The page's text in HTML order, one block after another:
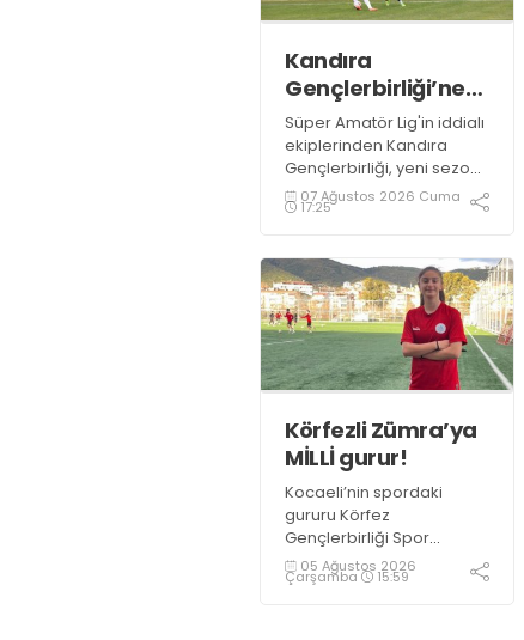
Kandıra
Gençlerbirliği’ne
müthiş kanat!
Süper Amatör Lig'in iddialı
ekiplerinden Kandıra
Gençlerbirliği, yeni sezon
öncesi kadrosunu
güçlendirmeye devam
07 Ağustos 2026 Cuma
17:25
Körfezli Zümra’ya
MİLLİ gurur!
Kocaeli’nin spordaki
gururu Körfez
Gençlerbirliği Spor
Kulübü, altyapısından
yetiştirdiği sporcularla
05 Ağustos 2026
Çarşamba 15:59